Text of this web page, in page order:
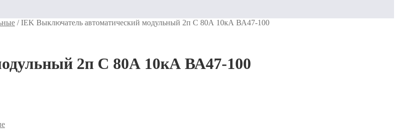
/IEK Выключатель автоматический модульный 2п C 80А 10кА ВА47-100
2п C 80А 10кА ВА47-100